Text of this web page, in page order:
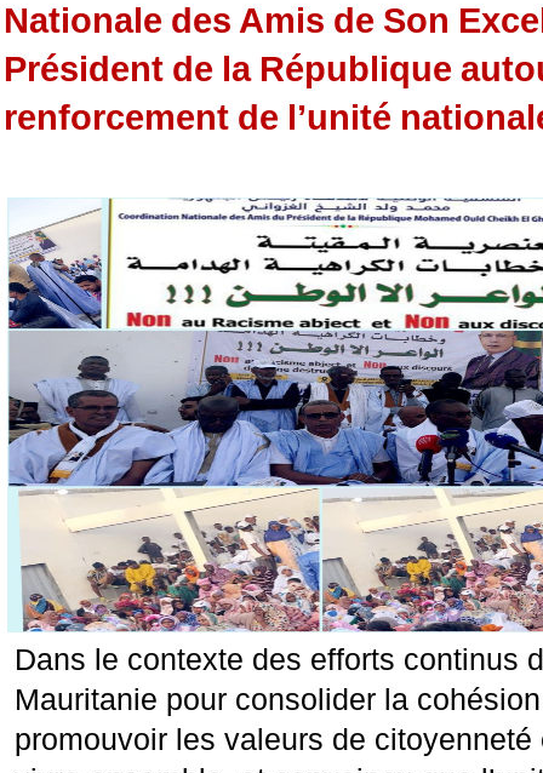
Nationale des Amis de Son
Président de la République
renforcement de l’unité
Dans le contexte des efforts continus
Mauritanie pour consolider la
promouvoir les valeurs de citoyenneté